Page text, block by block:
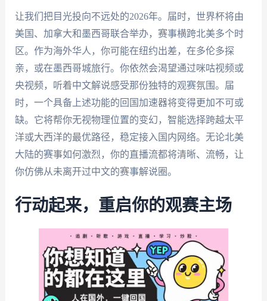
让我们把目光投向不远处的2026年。届时，世界杯将由
美国、加拿大和墨西哥联合举办，赛事横跨北美多个时
区。作为海外华人，你可能在纽约出差，在多伦多探
亲，或在墨西哥城旅行。你依然会渴望通过咪咕视频或
央视频，听着中文解说感受那份独特的观赛氛围。届
时，一个具备上述功能的回国加速器将变得更加不可或
缺。它将帮你无视物理位置的变幻，智能选择跨越太平
洋或大西洋的最优路径，稳定接入国内网络。无论北美
大陆的赛事如何激烈，你的直播流都将清晰、流畅，让
你仿佛从未离开过中文的赛事解说圈。
行动起来，重启你的观赛主场